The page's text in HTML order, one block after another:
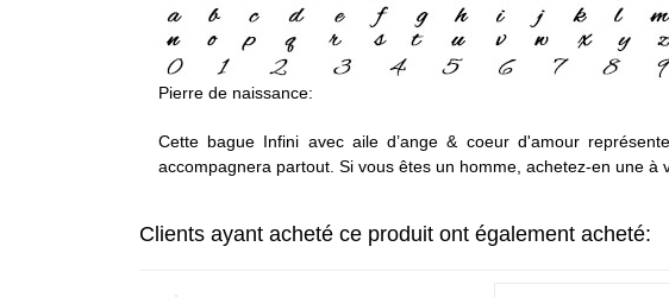
Pierre de naissance:
Cette bague Infini avec aile d’ange & coeur d'amour
accompagnera partout. Si vous êtes un homme, achetez-en une à
Clients ayant acheté ce produit ont également acheté: